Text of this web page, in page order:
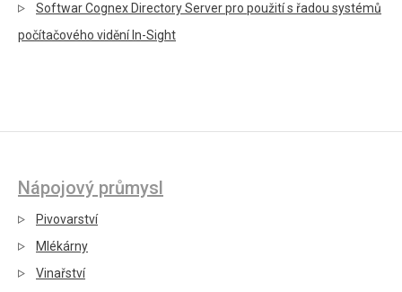
Softwar Cognex Directory Server pro použití s řadou systémů
počítačového vidění In-Sight
Nápojový průmysl
Pivovarství
Mlékárny
Vinařství